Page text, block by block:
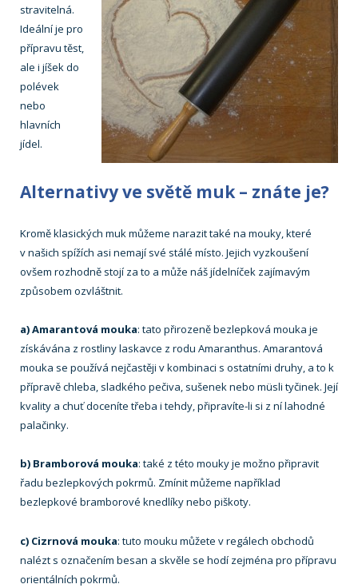
stravitelná.
Ideální je pro
přípravu těst,
ale i jíšek do
polévek
nebo
hlavních
jídel.
Alternativy ve světě muk – znáte je?
Kromě klasických muk můžeme narazit také na mouky, které
v našich spížích asi nemají své stálé místo. Jejich vyzkoušení
ovšem rozhodně stojí za to a může náš jídelníček zajímavým
způsobem ozvláštnit.
a) Amarantová mouka: tato přirozeně bezlepková mouka je
získávána z rostliny laskavce z rodu Amaranthus. Amarantová
mouka se používá nejčastěji v kombinaci s ostatními druhy, a to k
přípravě chleba, sladkého pečiva, sušenek nebo müsli tyčinek. Její
kvality a chuť doceníte třeba i tehdy, připravíte-li si z ní lahodné
palačinky.
b) Bramborová mouka: také z této mouky je možno připravit
řadu bezlepkových pokrmů. Zmínit můžeme například
bezlepkové bramborové knedlíky nebo piškoty.
c) Cizrnová mouka: tuto mouku můžete v regálech obchodů
nalézt s označením besan a skvěle se hodí zejména pro přípravu
orientálních pokrmů.